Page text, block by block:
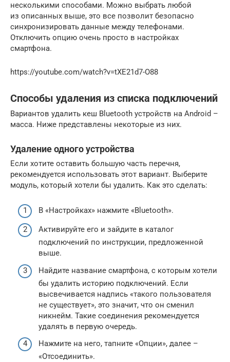
несколькими способами. Можно выбрать любой
из описанных выше, это все позволит безопасно
синхронизировать данные между телефонами.
Отключить опцию очень просто в настройках
смартфона.
https://youtube.com/watch?v=tXE21d7-O88
Способы удаления из списка подключений
Вариантов удалить кеш Bluetooth устройств на Android –
масса. Ниже представлены некоторые из них.
Удаление одного устройства
Если хотите оставить большую часть перечня,
рекомендуется использовать этот вариант. Выберите
модуль, который хотели бы удалить. Как это сделать:
В «Настройках» нажмите «Bluetooth».
Активируйте его и зайдите в каталог
подключений по инструкции, предложенной
выше.
Найдите название смартфона, с которым хотели
бы удалить историю подключений. Если
высвечивается надпись «такого пользователя
не существует», это значит, что он сменил
никнейм. Такие соединения рекомендуется
удалять в первую очередь.
Нажмите на него, тапните «Опции», далее –
«Отсоединить».